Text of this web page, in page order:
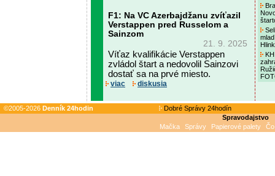
F1: Na VC Azerbajdžanu zvíťazil
Verstappen pred Russelom a
Sainzom
21. 9. 2025
Víťaz kvalifikácie Verstappen
zvládol štart a nedovolil Sainzovi
dostať sa na prvé miesto.
viac diskusia
©2005-2026 Denník 24hodin
Dobré Správy 24hodín
Spravodajstvo
Mačka
Správy Papierové palety